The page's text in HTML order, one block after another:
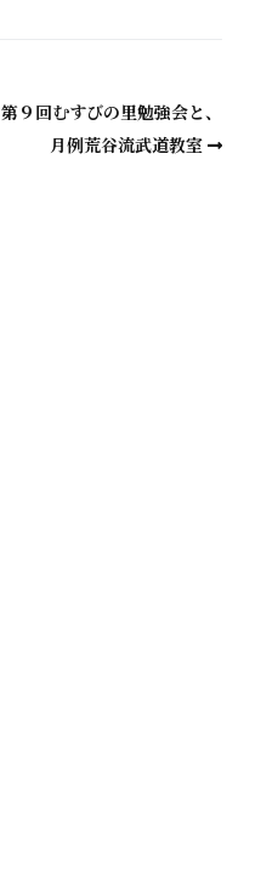
第９回むすびの里勉強会と、
月例荒谷流武道教室